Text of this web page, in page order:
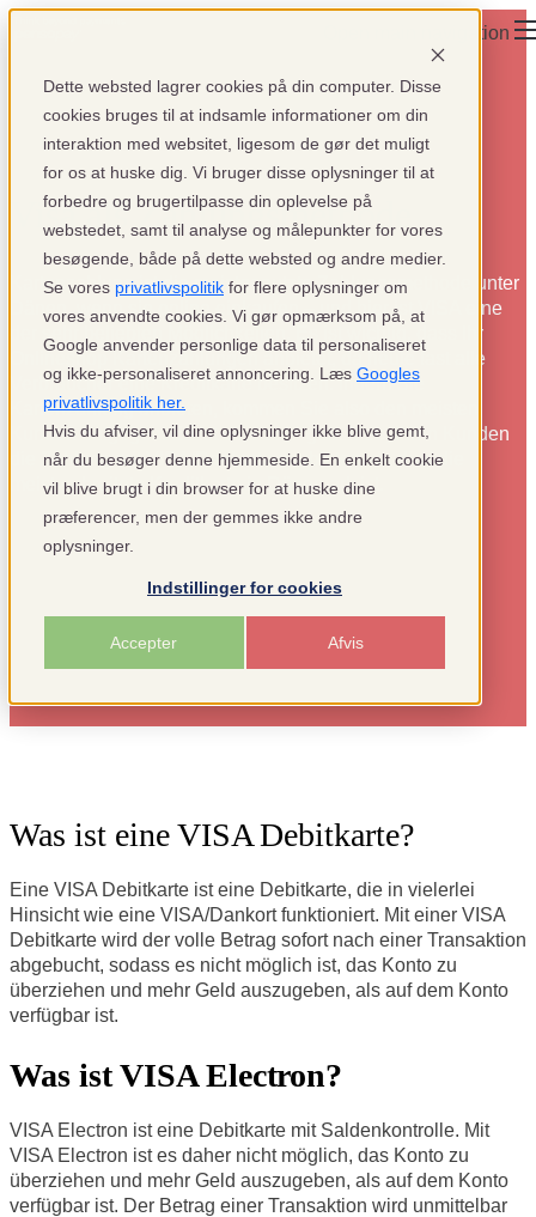
Dette websted lagrer cookies på din computer. Disse
cookies bruges til at indsamle informationer om din
interaktion med websitet, ligesom de gør det muligt
for os at huske dig. Vi bruger disse oplysninger til at
forbedre og brugertilpasse din oplevelse på
webstedet, samt til analyse og målepunkter for vores
besøgende, både på dette websted og andre medier.
Se vores privatlivspolitik for flere oplysninger om
vores anvendte cookies. Vi gør opmærksom på, at
Google anvender personlige data til personaliseret
og ikke-personaliseret annoncering. Læs Googles
privatlivspolitik her.
Hvis du afviser, vil dine oplysninger ikke blive gemt,
når du besøger denne hjemmeside. En enkelt cookie
vil blive brugt i din browser for at huske dine
præferencer, men der gemmes ikke andre
oplysninger.
Indstillinger for cookies
Accepter Afvis
Open main navigation
Visa als Zahlungsmethode
Kartenzahlung ist die meistgenutzte Zahlungsmethode unter
Dänen, wenn sie online einkaufen – und hier ist VISA eine
der sehr beliebten Möglichkeiten. Es ist wichtig, dass Ihr
Onlineshop Kartenzahlungen anbietet, da heute fast alle
Verbraucher eine Kreditkarte besitzen. Indem Sie
Kartenzahlung anbieten, kommen Sie also den meisten
Kunden entgegen. Es ist eine sehr gute Idee, Ihren Kunden
die Zahlung mit VISA/Dankort anzubieten, da dies die
meistverbreitete Kreditkarte in Dänemark ist.
Was ist eine VISA Debitkarte?
Eine VISA Debitkarte ist eine Debitkarte, die in vielerlei
Hinsicht wie eine VISA/Dankort funktioniert. Mit einer VISA
Debitkarte wird der volle Betrag sofort nach einer Transaktion
abgebucht, sodass es nicht möglich ist, das Konto zu
überziehen und mehr Geld auszugeben, als auf dem Konto
verfügbar ist.
Was ist VISA Electron?
VISA Electron ist eine Debitkarte mit Saldenkontrolle. Mit
VISA Electron ist es daher nicht möglich, das Konto zu
überziehen und mehr Geld auszugeben, als auf dem Konto
verfügbar ist. Der Betrag einer Transaktion wird unmittelbar